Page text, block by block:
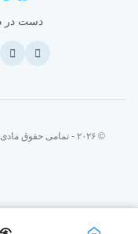
دست در
© ۲۰۲۶ - تمامی حقوق